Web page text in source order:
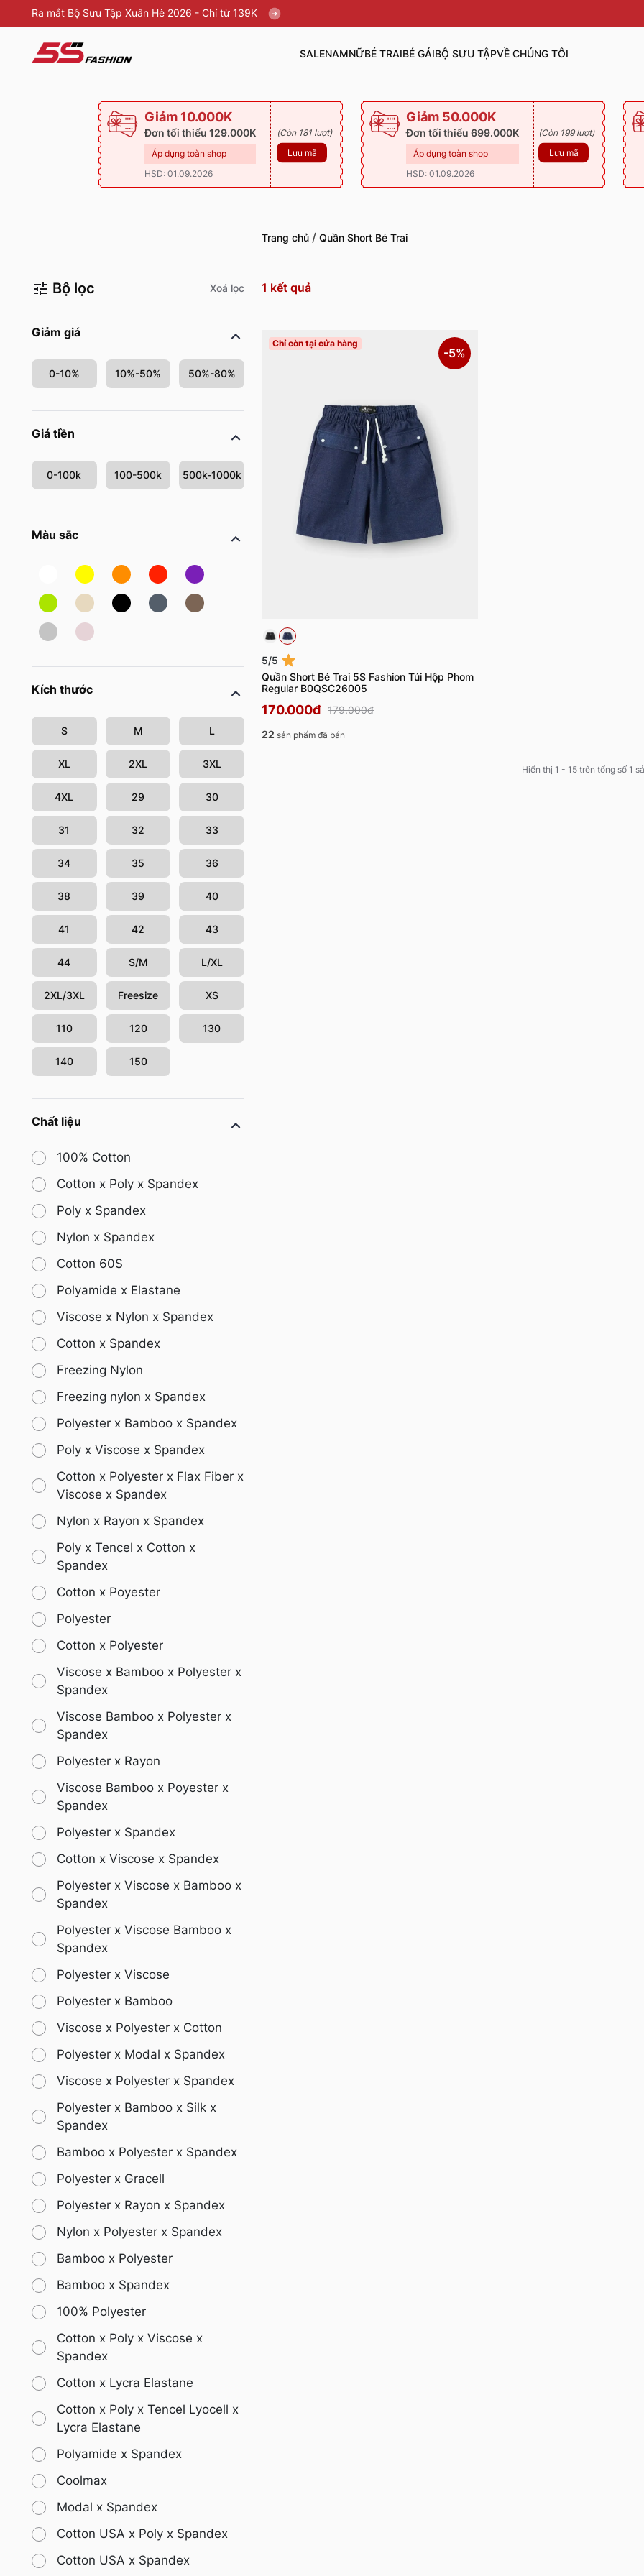
Ra mắt Bộ Sưu Tập Xuân Hè 2026 - Chỉ từ 139K
SALENAMNỮBÉ TRAIBÉ GÁIBỘ SƯU TẬPVỀ CHÚNG TÔI
Giảm 10.000K
Đơn tối thiểu 129.000K
Áp dụng toàn shop
HSD: 01.09.2026
(Còn 181 lượt)
Lưu mã
Giảm 50.000K
Đơn tối thiểu 699.000K
Áp dụng toàn shop
HSD: 01.09.2026
(Còn 199 lượt)
Lưu mã
Trang chủ / Quần Short Bé Trai
Bộ lọc Xoá lọc
Giảm giá
0-10% 10%-50% 50%-80%
Giá tiền
0-100k 100-500k 500k-1000k
Màu sắc
Kích thước
S M L
XL 2XL 3XL
4XL 29 30
31 32 33
34 35 36
38 39 40
41 42 43
44 S/M L/XL
2XL/3XL Freesize XS
110 120 130
140 150
Chất liệu
100% Cotton
Cotton x Poly x Spandex
Poly x Spandex
Nylon x Spandex
Cotton 60S
Polyamide x Elastane
Viscose x Nylon x Spandex
Cotton x Spandex
Freezing Nylon
Freezing nylon x Spandex
Polyester x Bamboo x Spandex
Poly x Viscose x Spandex
Cotton x Polyester x Flax Fiber x
Viscose x Spandex
Nylon x Rayon x Spandex
Poly x Tencel x Cotton x
Spandex
Cotton x Poyester
Polyester
Cotton x Polyester
Viscose x Bamboo x Polyester x
Spandex
Viscose Bamboo x Polyester x
Spandex
Polyester x Rayon
Viscose Bamboo x Poyester x
Spandex
Polyester x Spandex
Cotton x Viscose x Spandex
Polyester x Viscose x Bamboo x
Spandex
Polyester x Viscose Bamboo x
Spandex
Polyester x Viscose
Polyester x Bamboo
Viscose x Polyester x Cotton
Polyester x Modal x Spandex
Viscose x Polyester x Spandex
Polyester x Bamboo x Silk x
Spandex
Bamboo x Polyester x Spandex
Polyester x Gracell
Polyester x Rayon x Spandex
Nylon x Polyester x Spandex
Bamboo x Polyester
Bamboo x Spandex
100% Polyester
Cotton x Poly x Viscose x
Spandex
Cotton x Lycra Elastane
Cotton x Poly x Tencel Lyocell x
Lycra Elastane
Polyamide x Spandex
Coolmax
Modal x Spandex
Cotton USA x Poly x Spandex
Cotton USA x Spandex
1 kết quả
Chỉ còn tại cửa hàng
-5%
5/5
Quần Short Bé Trai 5S Fashion Túi Hộp Phom
Regular B0QSC26005
170.000đ 179.000đ
22 sản phẩm đã bán
Hiển thị 1 - 15 trên tổng số 1